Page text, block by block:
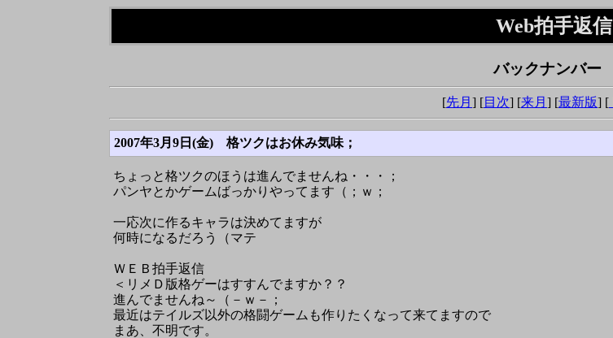
Web拍手返信
バックナンバー
[先月 ] [目次] [来月 ] [最新版] [
2007年3月9日(金) 格ツクはお休み気味；
ちょっと格ツクのほうは進んでませんね・・・；
パンヤとかゲームばっかりやってます（；ｗ；
一応次に作るキャラは決めてますが
何時になるだろう（マテ
ＷＥＢ拍手返信
＜リメＤ版格ゲーはすすんでますか？？
進んでませんね～（－ｗ－；
最近はテイルズ以外の格闘ゲームも作りたくなって来てますので
まあ、不明です。